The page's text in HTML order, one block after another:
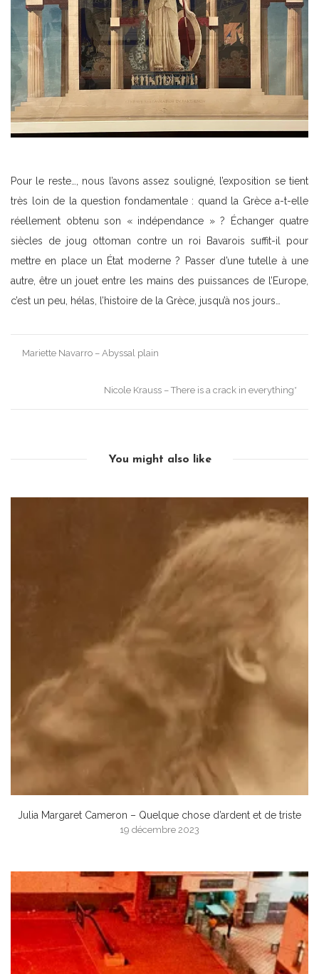
Pour le reste…, nous l’avons assez souligné, l’exposition se tient
très loin de la question fondamentale : quand la Grèce a-t-elle
réellement obtenu son « indépendance » ? Échanger quatre
siècles de joug ottoman contre un roi Bavarois suffit-il pour
mettre en place un État moderne ? Passer d’une tutelle à une
autre, être un jouet entre les mains des puissances de l’Europe,
c’est un peu, hélas, l’histoire de la Grèce, jusqu’à nos jours…
Post
Mariette Navarro – Abyssal plain
Nicole Krauss – There is a crack in everything*
You might also like
Julia Margaret Cameron – Quelque chose d’ardent et de triste
19 décembre 2023